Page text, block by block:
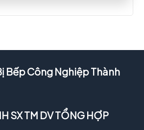
Bếp Công Nghiệp Thành
SX TM DV TỔNG HỢP